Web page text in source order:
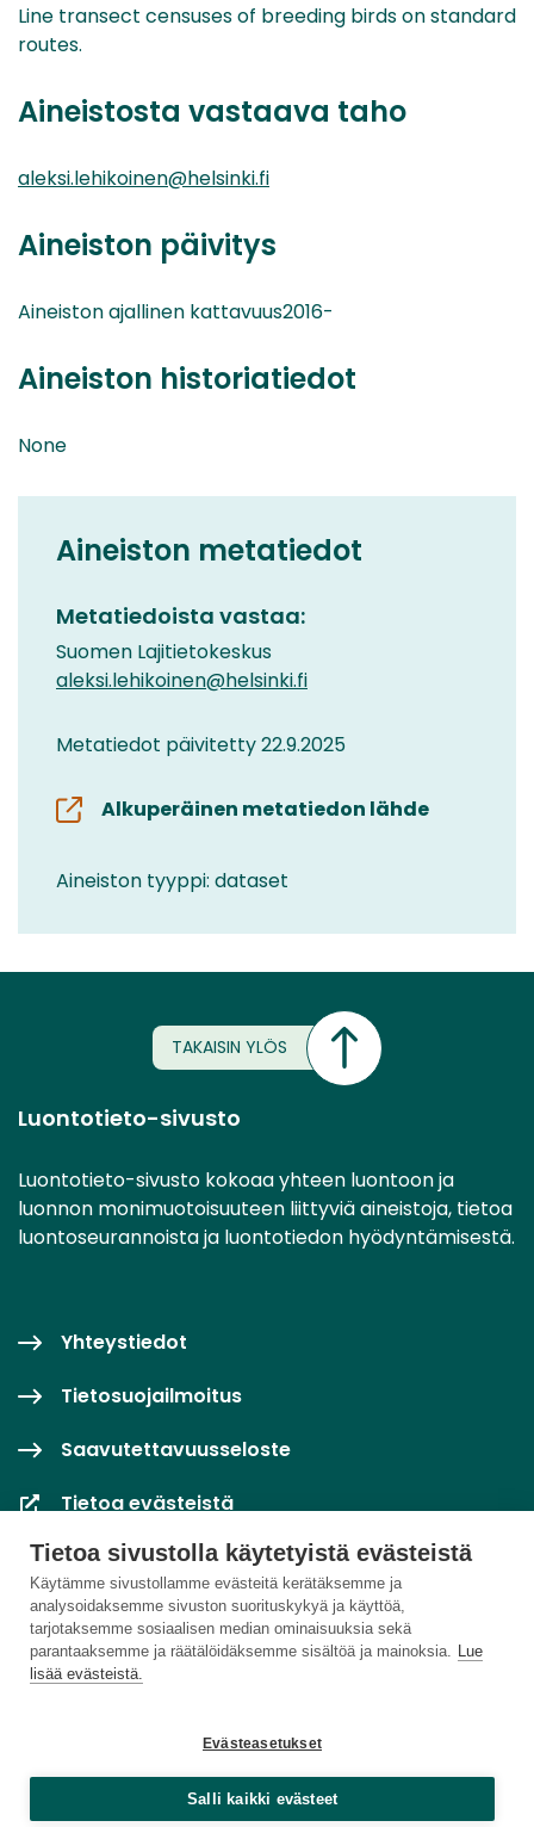
Tietoa sivustolla käytetyistä evästeistä
Käytämme sivustollamme evästeitä kerätäksemme ja
analysoidaksemme sivuston suorituskykyä ja käyttöä,
tarjotaksemme sosiaalisen median ominaisuuksia sekä
parantaaksemme ja räätälöidäksemme sisältöä ja mainoksia. Lue
lisää evästeistä.
Evästeasetukset
Salli kaikki evästeet
Line transect censuses of breeding birds on standard
routes.
Aineistosta vastaava taho
aleksi.lehikoinen@helsinki.fi
Aineiston päivitys
Aineiston ajallinen kattavuus2016-
Aineiston historiatiedot
None
Aineiston metatiedot
Metatiedoista vastaa:
Suomen Lajitietokeskus
aleksi.lehikoinen@helsinki.fi
Metatiedot päivitetty 22.9.2025
Alkuperäinen metatiedon lähde
Aineiston tyyppi: dataset
TAKAISIN YLÖS
Luontotieto-sivusto
Luontotieto-sivusto kokoaa yhteen luontoon ja
luonnon monimuotoisuuteen liittyviä aineistoja, tietoa
luontoseurannoista ja luontotiedon hyödyntämisestä.
Yhteystiedot
Tietosuojailmoitus
Saavutettavuusseloste
Tietoa evästeistä
Evästeasetukset